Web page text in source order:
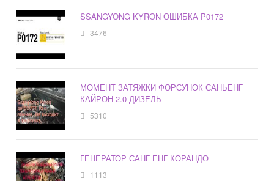
SSANGYONG KYRON ОШИБКА P0172
3476
МОМЕНТ ЗАТЯЖКИ ФОРСУНОК САНЬЕНГ
КАЙРОН 2.0 ДИЗЕЛЬ
5310
ГЕНЕРАТОР САНГ ЕНГ КОРАНДО
1113